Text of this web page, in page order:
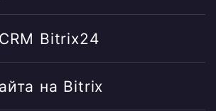
Bitrix24
на Bitrix